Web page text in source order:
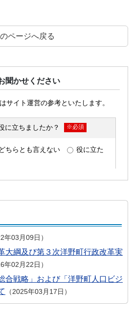
ページへ戻る
聞かせください
年03月09日
大綱及び第３次洋野町行政改革実
年02月22日
合戦略」および「洋野町人口ビジ
2025年03月17日